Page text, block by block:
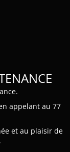
appelant au 77
et au plaisir de